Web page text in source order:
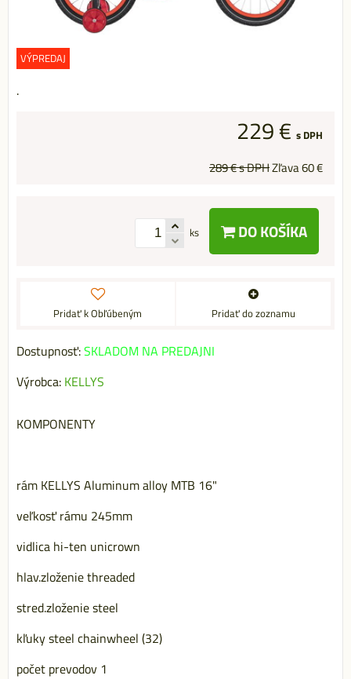
VÝPREDAJ
.
229 € s DPH
289 €s DPHZľava60 €
ks DO KOŠÍKA
Pridať k Obľúbeným Pridať do zoznamu
Dostupnosť:SKLADOM NA PREDAJNI
Výrobca: KELLYS
KOMPONENTY
rám KELLYS Aluminum alloy MTB 16"
veľkosť rámu 245mm
vidlica hi-ten unicrown
hlav.zloženie threaded
stred.zloženie steel
kľuky steel chainwheel (32)
počet prevodov 1